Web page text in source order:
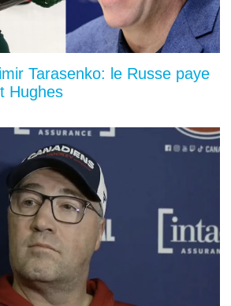
Tarasenko: le Russe paye
Hughes